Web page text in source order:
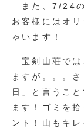
また、7/24の
お客様にはオ
ゃいます！
宝剣山荘では
ますが。。。
日」と言うこ
ます！ゴミを
ント！山もキ